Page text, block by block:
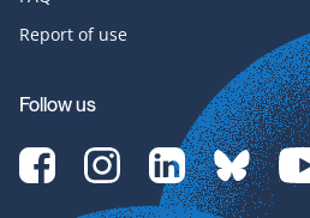
Report of use
Follow us
[Translate
to
English:]
[Translate
to
English:]
[Translate
to
English:]
[Translate
to
English:]